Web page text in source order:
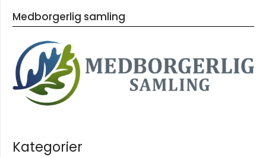
Medborgerlig samling
Kategorier